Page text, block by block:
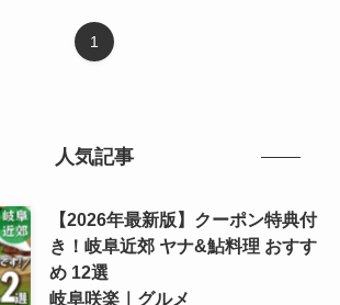
1
人気記事
【2026年最新版】クーポン特典付
き！岐阜近郊 ヤナ&鮎料理 おすす
め 12選
岐阜咲楽｜グルメ